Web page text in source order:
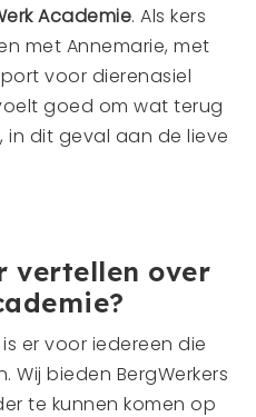
Academie. Als kers
met Annemarie, met
voor dierenasiel
goed om wat terug
dit geval aan de lieve
vertellen over
er voor iedereen die
Wij bieden BergWerkers
te kunnen komen op